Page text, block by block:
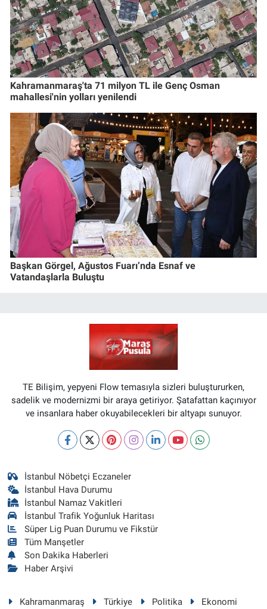
Kahramanmaraş'ta 71 milyon TL ile Genç Osman
mahallesi'nin yolları yenilendi
Başkan Görgel, Ağustos Fuarı’nda Esnaf ve
Vatandaşlarla Buluştu
TE Bilişim, yepyeni Flow temasıyla sizleri buluştururken,
sadelik ve modernizmi bir araya getiriyor. Şatafattan kaçınıyor
ve insanlara haber okuyabilecekleri bir altyapı sunuyor.
İstanbul Nöbetçi Eczaneler
İstanbul Hava Durumu
İstanbul Namaz Vakitleri
İstanbul Trafik Yoğunluk Haritası
Süper Lig Puan Durumu ve Fikstür
Tüm Manşetler
Son Dakika Haberleri
Haber Arşivi
Kahramanmaraş Türkiye Politika Ekonomi